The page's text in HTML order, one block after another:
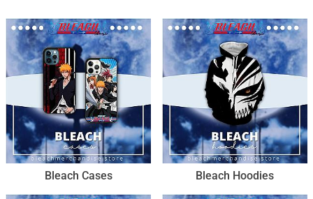
Bleach Cases Bleach Hoodies